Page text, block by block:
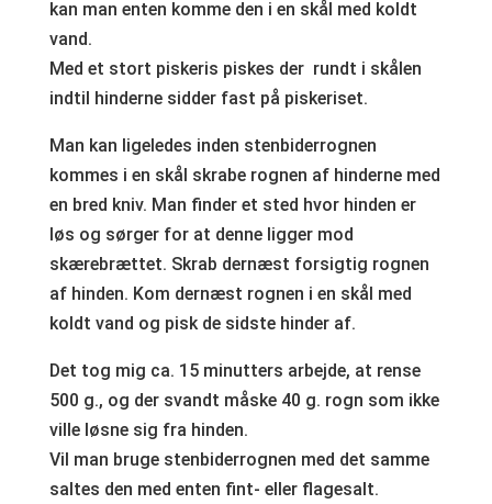
kan man enten komme den i en skål med koldt
vand.
Med et stort piskeris piskes der rundt i skålen
indtil hinderne sidder fast på piskeriset.
Man kan ligeledes inden stenbiderrognen
kommes i en skål skrabe rognen af hinderne med
en bred kniv. Man finder et sted hvor hinden er
løs og sørger for at denne ligger mod
skærebrættet. Skrab dernæst forsigtig rognen
af hinden. Kom dernæst rognen i en skål med
koldt vand og pisk de sidste hinder af.
Det tog mig ca. 15 minutters arbejde, at rense
500 g., og der svandt måske 40 g. rogn som ikke
ville løsne sig fra hinden.
Vil man bruge stenbiderrognen med det samme
saltes den med enten fint- eller flagesalt.